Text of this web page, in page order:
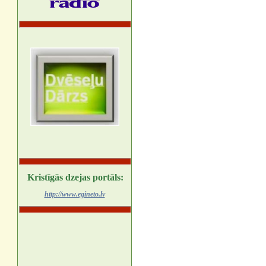
Kristīgās dzejas portāls:
http://www.egineto.lv